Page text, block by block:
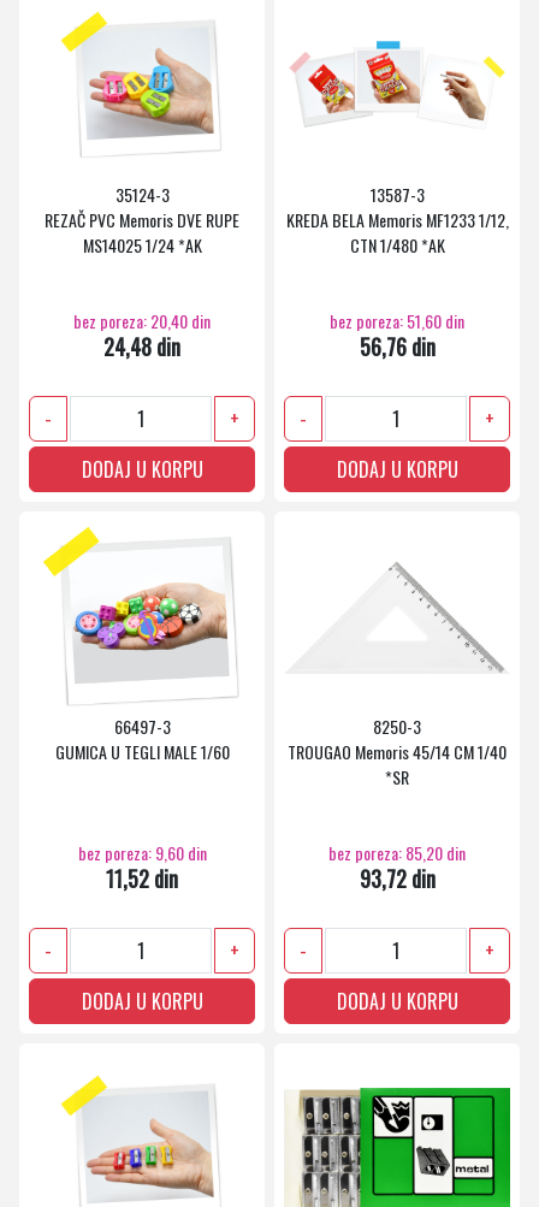
35124-3
REZAČ PVC Memoris DVE RUPE
MS14025 1/24 *AK
bez poreza: 20,40 din
24,48 din
-
+
DODAJ U KORPU
13587-3
KREDA BELA Memoris MF1233 1/12,
CTN 1/480 *AK
bez poreza: 51,60 din
56,76 din
-
+
DODAJ U KORPU
66497-3
GUMICA U TEGLI MALE 1/60
bez poreza: 9,60 din
11,52 din
-
+
DODAJ U KORPU
8250-3
TROUGAO Memoris 45/14 CM 1/40
*SR
bez poreza: 85,20 din
93,72 din
-
+
DODAJ U KORPU